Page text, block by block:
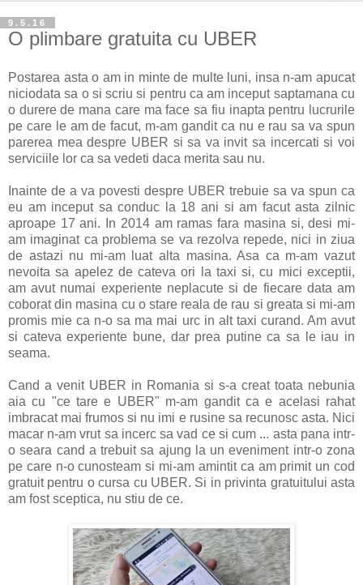
9.5.16
O plimbare gratuita cu UBER
Postarea asta o am in minte de multe luni, insa n-am apucat
niciodata sa o si scriu si pentru ca am inceput saptamana cu
o durere de mana care ma face sa fiu inapta pentru lucrurile
pe care le am de facut, m-am gandit ca nu e rau sa va spun
parerea mea despre UBER si sa va invit sa incercati si voi
serviciile lor ca sa vedeti daca merita sau nu.
Inainte de a va povesti despre UBER trebuie sa va spun ca
eu am inceput sa conduc la 18 ani si am facut asta zilnic
aproape 17 ani. In 2014 am ramas fara masina si, desi mi-
am imaginat ca problema se va rezolva repede, nici in ziua
de astazi nu mi-am luat alta masina. Asa ca m-am vazut
nevoita sa apelez de cateva ori la taxi si, cu mici exceptii,
am avut numai experiente neplacute si de fiecare data am
coborat din masina cu o stare reala de rau si greata si mi-am
promis mie ca n-o sa ma mai urc in alt taxi curand. Am avut
si cateva experiente bune, dar prea putine ca sa le iau in
seama.
Cand a venit UBER in Romania si s-a creat toata nebunia
aia cu "ce tare e UBER" m-am gandit ca e acelasi rahat
imbracat mai frumos si nu imi e rusine sa recunosc asta. Nici
macar n-am vrut sa incerc sa vad ce si cum ... asta pana intr-
o seara cand a trebuit sa ajung la un eveniment intr-o zona
pe care n-o cunosteam si mi-am amintit ca am primit un cod
gratuit pentru o cursa cu UBER. Si in privinta gratuitului asta
am fost sceptica, nu stiu de ce.